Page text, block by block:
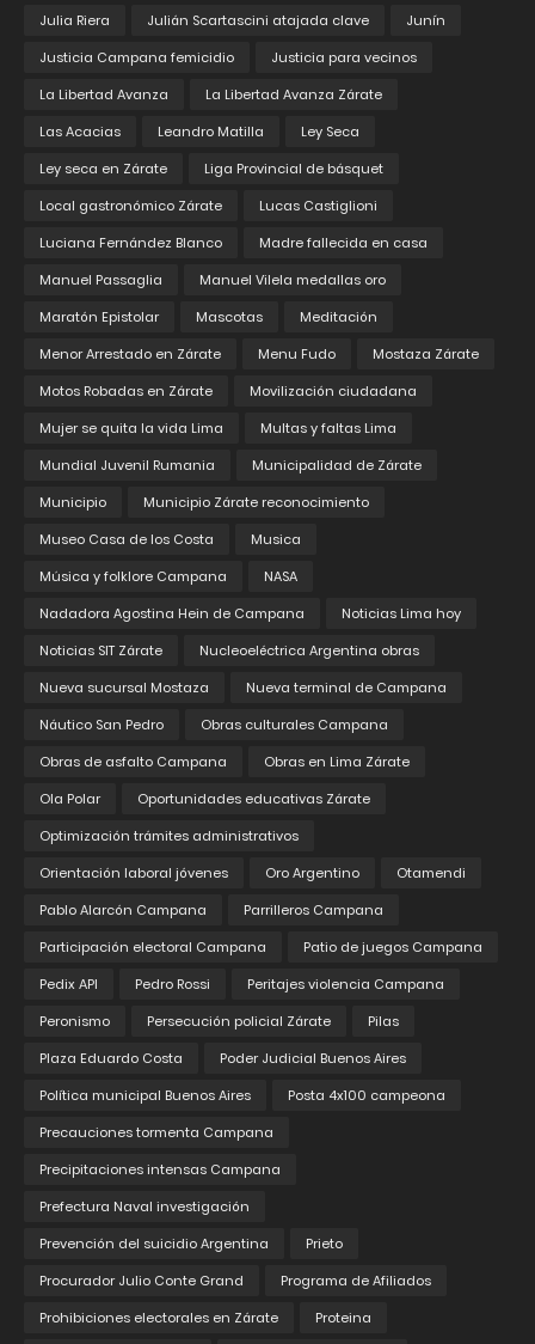
Julia Riera
Julián Scartascini atajada clave
Junín
Justicia Campana femicidio
Justicia para vecinos
La Libertad Avanza
La Libertad Avanza Zárate
Las Acacias
Leandro Matilla
Ley Seca
Ley seca en Zárate
Liga Provincial de básquet
Local gastronómico Zárate
Lucas Castiglioni
Luciana Fernández Blanco
Madre fallecida en casa
Manuel Passaglia
Manuel Vilela medallas oro
Maratón Epistolar
Mascotas
Meditación
Menor Arrestado en Zárate
Menu Fudo
Mostaza Zárate
Motos Robadas en Zárate
Movilización ciudadana
Mujer se quita la vida Lima
Multas y faltas Lima
Mundial Juvenil Rumania
Municipalidad de Zárate
Municipio
Municipio Zárate reconocimiento
Museo Casa de los Costa
Musica
Música y folklore Campana
NASA
Nadadora Agostina Hein de Campana
Noticias Lima hoy
Noticias SIT Zárate
Nucleoeléctrica Argentina obras
Nueva sucursal Mostaza
Nueva terminal de Campana
Náutico San Pedro
Obras culturales Campana
Obras de asfalto Campana
Obras en Lima Zárate
Ola Polar
Oportunidades educativas Zárate
Optimización trámites administrativos
Orientación laboral jóvenes
Oro Argentino
Otamendi
Pablo Alarcón Campana
Parrilleros Campana
Participación electoral Campana
Patio de juegos Campana
Pedix API
Pedro Rossi
Peritajes violencia Campana
Peronismo
Persecución policial Zárate
Pilas
Plaza Eduardo Costa
Poder Judicial Buenos Aires
Política municipal Buenos Aires
Posta 4x100 campeona
Precauciones tormenta Campana
Precipitaciones intensas Campana
Prefectura Naval investigación
Prevención del suicidio Argentina
Prieto
Procurador Julio Conte Grand
Programa de Afiliados
Prohibiciones electorales en Zárate
Proteina